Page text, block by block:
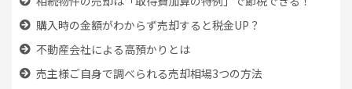
購入時の金額がわからず売却すると税金UP？
不動産会社による高預かりとは
売主様ご自身で調べられる売却相場3つの方法